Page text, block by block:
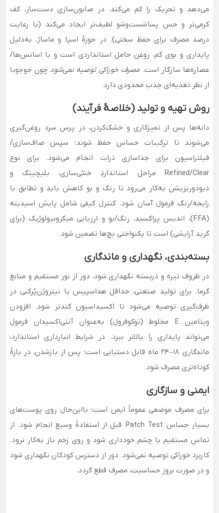
می‌دهد و تحریک را کم می‌کند. در صابون‌سازی دست‌ساز، کف
کرمی‌تر و حس پساشست‌وشو لطیف‌تر ایجاد می‌کند (با رعایت
درصد مصرف برای حفظ سختی). در حوزهٔ اسپا و ماساژ، به‌دلیل
پایداری و بوی کم، روغن حامل استانداردی است و با اسانس‌ها/
عصاره‌ها سازگار است.مصرف خوراکی توصیه نمی‌شود چون جوجوبا
از نظر تغذیه‌ای جذب محدودی دارد.
روش تهیه و تولید (خلاصهٔ فرآیند)
دانه‌ها پس از تمیزکاری و خشک‌کردن، در پرس سرد روغن‌گیری
می‌شوند تا ترکیبات حساس حفظ شوند؛ سپس صاف‌سازی/
فیلتراسیون برای جداسازی ذرات انجام می‌شود. برای نوع
Refined/Clear مراحل استانداردِ خنثی‌سازی، بلیچینگ و
دیودوریزیشن به‌کار می‌رود تا رنگ و بو کاهش یابد و تطابق با
رایحه/رنگ فرمول آسان شود. کنترل کیفی شامل پایش اسیدیته
(FFA)، اندیس پراکسید، رنگ/بو و ارزیابی میکروبیولوژیک (برای
گرید آرایشی) است تا یکنواختی بچ‌ها تضمین شود.
بسته‌بندی، نگهداری و ماندگاری
در ظروف تیره و دربسته نگهداری شود، دور از نور مستقیم و منابع
گرما. برای تولید صنعتی، حداقل هداسپیس یا نیتروژن‌پُرکنی در
ظرف‌گیری توصیه می‌شود تا اکسیداسیون کندتر شود. افزودن
ویتامین E مخلوط (توکوفرول) به‌عنوان آنتی‌اکسیدان فرمول
می‌تواند پایداری را بالاتر ببرد. در شرایط انبارداری استاندارد،
ماندگاری ۱۸–۲۴ ماه قابل دستیابی است؛ پس از بازشدن، در بازهٔ
کوتاه‌تری مصرف شود.
ایمنی و سازگاری
برای مصرف موضعی عموماً ایمن است؛ بااین‌حال روی پوست‌های
بسیار حساس Patch Test قبل از استفادهٔ وسیع انجام شود. از
تماس مستقیم با چشم خودداری شود و روی زخم باز به‌کار نرود.
کاربرد خوراکی توصیه نمی‌شود. دور از دسترس کودکان نگهداری شود
و در صورت بروز حساسیت، مصرف قطع گردد.